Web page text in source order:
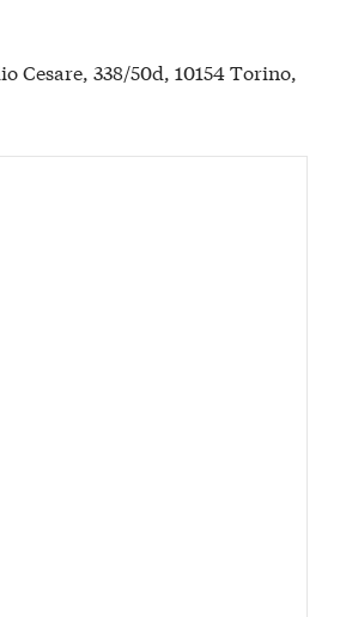
Cesare, 338/50d, 10154 Torino,